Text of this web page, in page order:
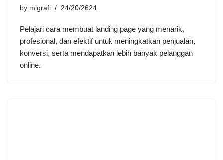
by migrafi 24/20/2624
Pelajari cara membuat landing page yang menarik,
profesional, dan efektif untuk meningkatkan penjualan,
konversi, serta mendapatkan lebih banyak pelanggan
online.